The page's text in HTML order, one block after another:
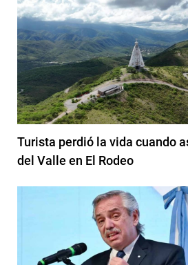
Turista perdió la vida cuando
del Valle en El Rodeo